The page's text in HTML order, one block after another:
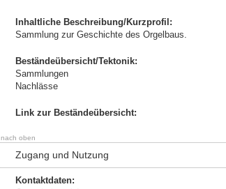
Inhaltliche Beschreibung/Kurzprofil:
Sammlung zur Geschichte des Orgelbaus.
Beständeübersicht/Tektonik:
Sammlungen
Nachlässe
Link zur Beständeübersicht:
nach oben
Zugang und Nutzung
Kontaktdaten: